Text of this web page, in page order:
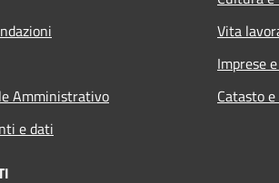
Amministrativo
e dati
Vita
Imprese
Catasto